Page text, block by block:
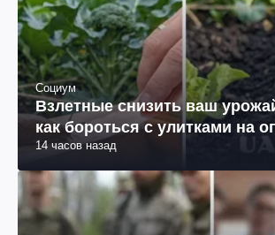
Социум
Взлетные снизить ваш
как бороться с улитками на
14 часов назад